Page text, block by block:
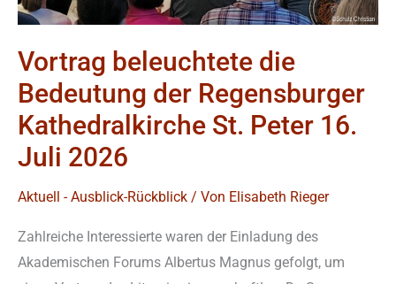
Vortrag beleuchtete die
Bedeutung der Regensburger
Kathedralkirche St. Peter 16.
Juli 2026
Aktuell - Ausblick-Rückblick / Von Elisabeth Rieger
Zahlreiche Interessierte waren der Einladung des
Akademischen Forums Albertus Magnus gefolgt, um
St.
16.
Juli